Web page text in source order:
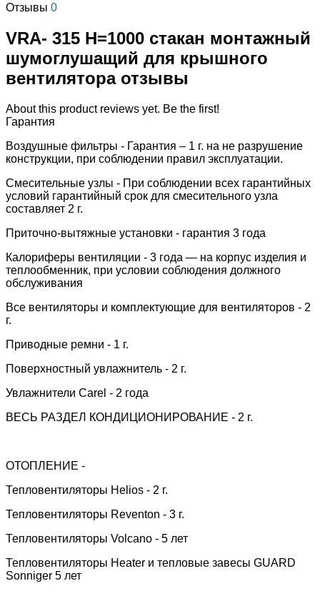
Отзывы 0
VRA- 315 H=1000 стакан монтажный
шумоглушащий для крышного
вентилятора отзывы
About this product reviews yet. Be the first!
Гарантия
Воздушные фильтры - Гарантия – 1 г. на не разрушение
конструкции, при соблюдении правил эксплуатации.
Смесительные узлы - При соблюдении всех гарантийных
условий гарантийный срок для смесительного узла
составляет 2 г.
Приточно-вытяжные установки - гарантия 3 года
Калориферы вентиляции - 3 года — на корпус изделия и
теплообменник, при условии соблюдения должного
обслуживания
Все вентиляторы и комплектующие для вентиляторов - 2
г.
Приводные ремни - 1 г.
Поверхностный увлажнитель - 2 г.
Увлажнители Carel - 2 года
ВЕСЬ РАЗДЕЛ КОНДИЦИОНИРОВАНИЕ - 2 г.
ОТОПЛЕНИЕ -
Тепловентиляторы Helios - 2 г.
Тепловентиляторы Reventon - 3 г.
Тепловентиляторы Volcano - 5 лет
Тепловентиляторы Heater и тепловые завесы GUARD
Sonniger 5 лет